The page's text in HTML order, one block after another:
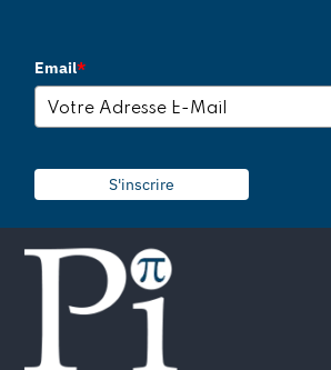
Email*
S'inscrire